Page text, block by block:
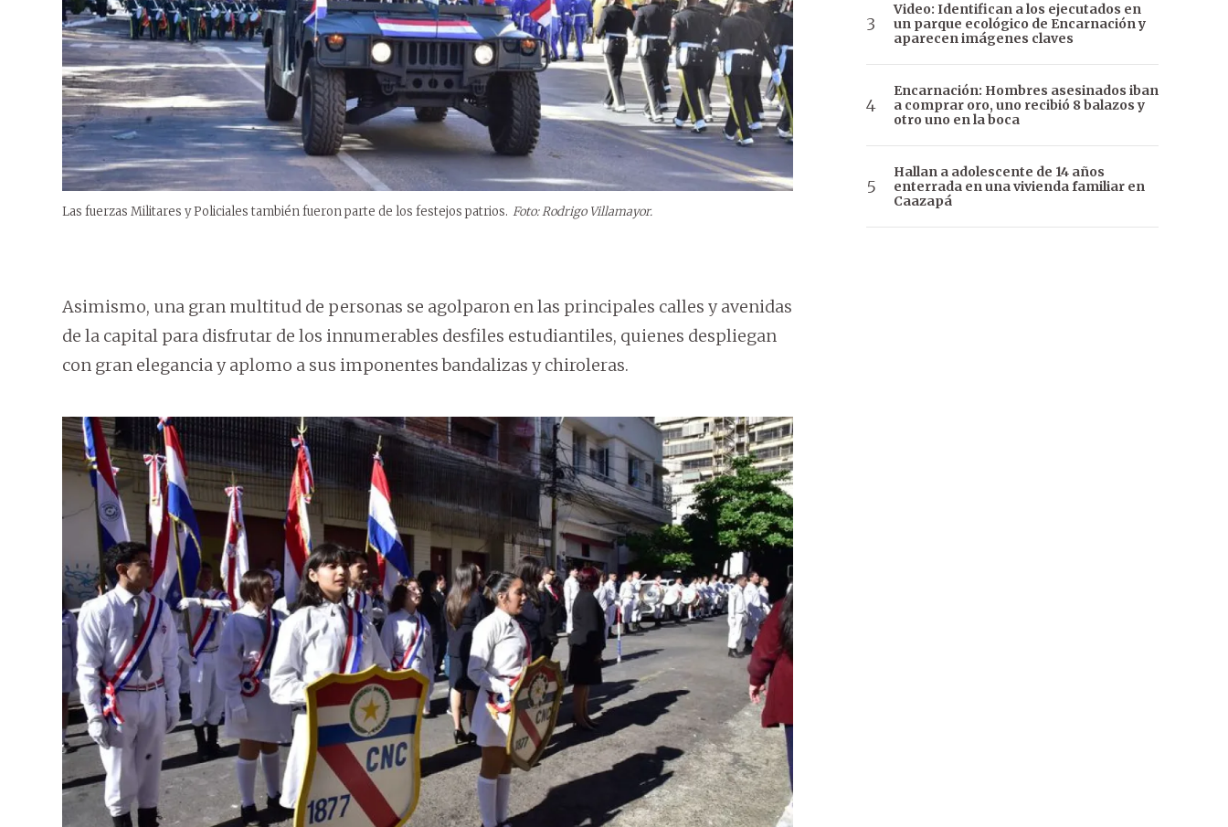
Las fuerzas Militares y Policiales también fueron parte de los festejos patrios. Foto: Rodrigo Villamayor.
Asimismo, una gran multitud de personas se agolparon en las principales calles y avenidas
de la capital para disfrutar de los innumerables desfiles estudiantiles, quienes despliegan
con gran elegancia y aplomo a sus imponentes bandalizas y chiroleras.
Video: Identifican a los ejecutados en
un parque ecológico de Encarnación y
aparecen imágenes claves
Encarnación: Hombres asesinados iban
a comprar oro, uno recibió 8 balazos y
otro uno en la boca
Hallan a adolescente de 14 años
enterrada en una vivienda familiar en
Caazapá